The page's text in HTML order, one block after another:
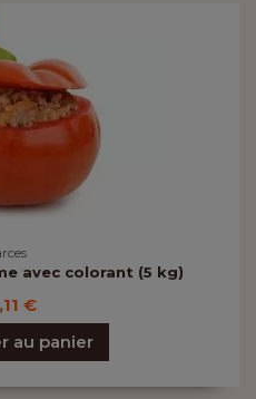
avec colorant (5 kg)
€
au panier